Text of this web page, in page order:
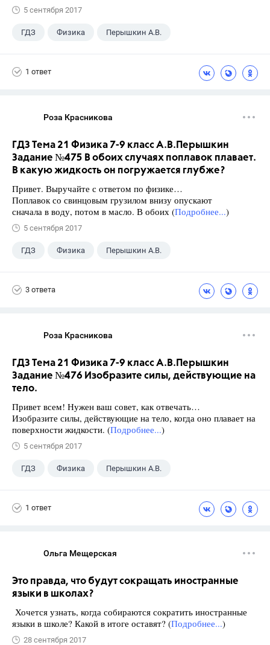
5 сентября 2017
ГДЗ Физика Перышкин А.В.
1 ответ
Роза Красникова
ГДЗ Тема 21 Физика 7-9 класс А.В.Перышкин
Задание №475 В обоих случаях поплавок плавает.
В какую жидкость он погружается глубже?
Привет. Выручайте с ответом по физике…
Поплавок со свинцовым грузилом внизу опускают
сначала в воду, потом в масло. В обоих (Подробнее...)
5 сентября 2017
ГДЗ Физика Перышкин А.В.
3 ответа
Роза Красникова
ГДЗ Тема 21 Физика 7-9 класс А.В.Перышкин
Задание №476 Изобразите силы, действующие на
тело.
Привет всем! Нужен ваш совет, как отвечать…
Изобразите силы, действующие на тело, когда оно плавает на
поверхности жидкости. (Подробнее...)
5 сентября 2017
ГДЗ Физика Перышкин А.В.
1 ответ
Ольга Мещерская
Это правда, что будут сокращать иностранные
языки в школах?
Хочется узнать, когда собираются сократить иностранные
языки в школе? Какой в итоге оставят? (Подробнее...)
28 сентября 2017